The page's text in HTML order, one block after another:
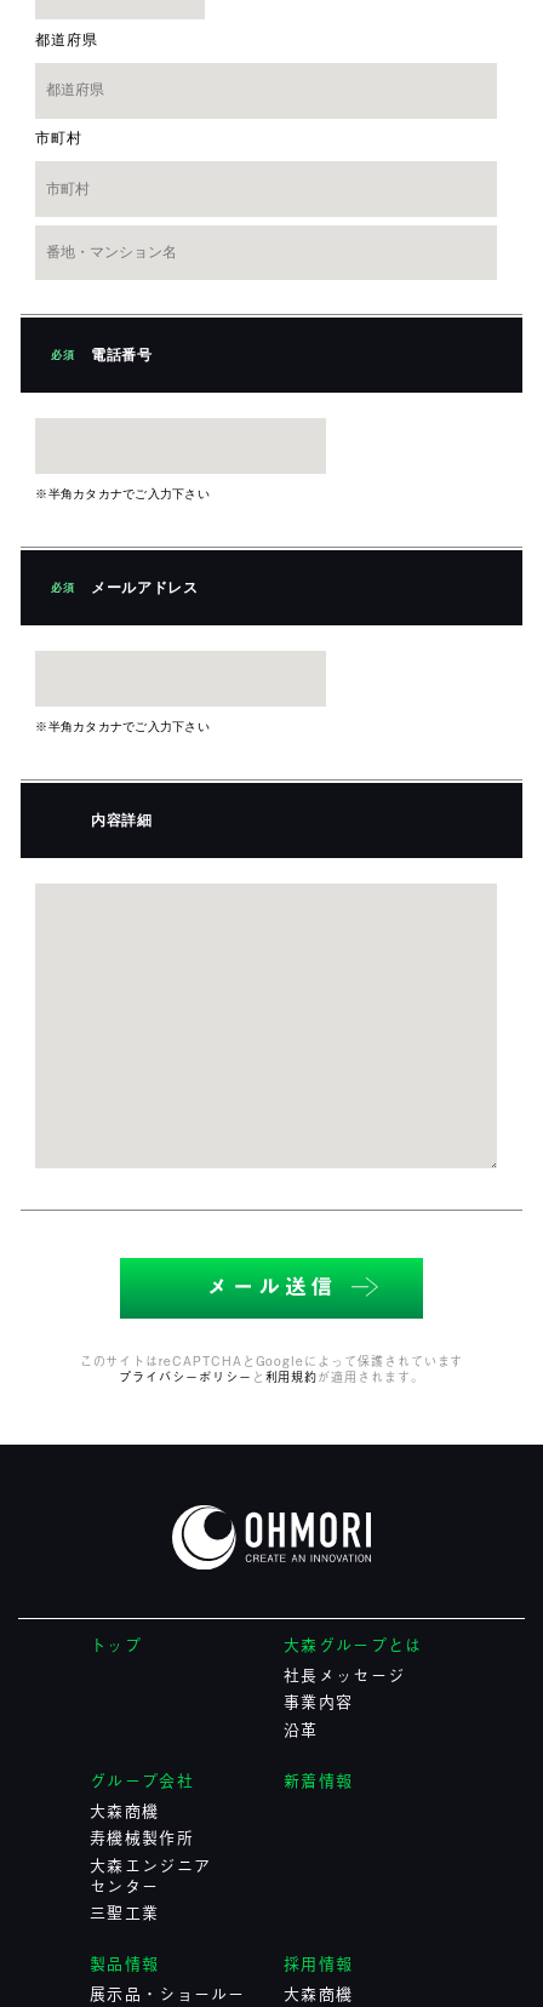
都道府県
市町村
必須 電話番号
※半角カタカナでご入力下さい
必須 メールアドレス
※半角カタカナでご入力下さい
内容詳細
このサイトはreCAPTCHAとGoogleによって保護されています
プライバシーポリシー と 利用規約が適用されます。
トップ
大森グループとは
社長メッセージ
事業内容
沿革
グループ会社
大森商機
寿機械製作所
大森エンジニア
センター
三聖工業
新着情報
製品情報
展示品・ショールー
採用情報
大森商機